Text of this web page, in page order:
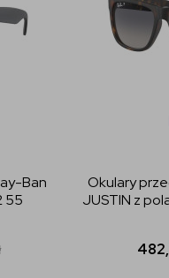
Ban
55
Okulary
JUSTIN z